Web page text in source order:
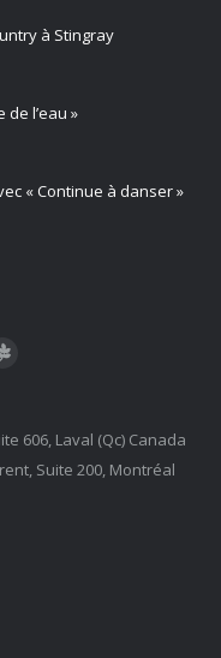
à Stingray
de l’eau »
« Continue à danser »
606, Laval (Qc) Canada
Suite 200, Montréal